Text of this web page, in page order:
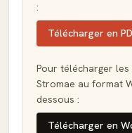
:
Télécharger en
Pour télécharger les
Stromae au format
dessous :
Télécharger en